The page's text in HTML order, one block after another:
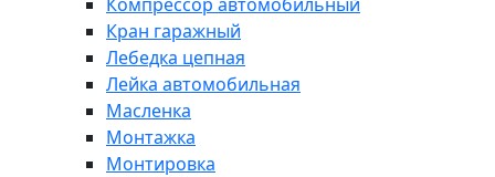
Кран гаражный
Лебедка цепная
Лейка автомобильная
Масленка
Монтажка
Монтировка